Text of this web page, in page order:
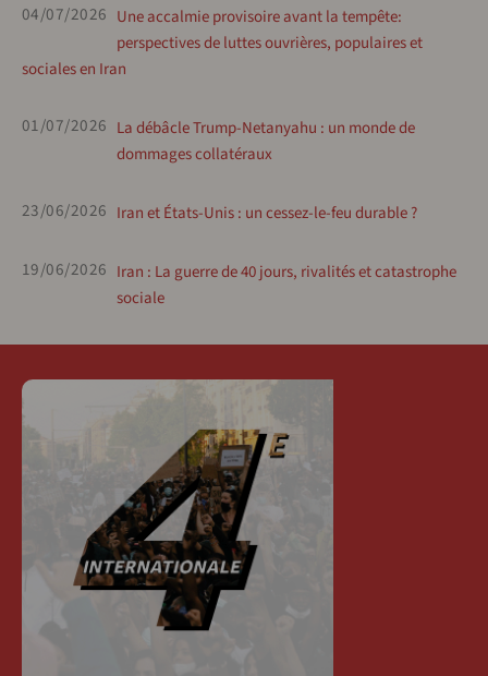
04/07/2026 Une accalmie provisoire avant la tempête:
perspectives de luttes ouvrières, populaires et
sociales en Iran
01/07/2026 La débâcle Trump-Netanyahu : un monde de
dommages collatéraux
23/06/2026 Iran et États-Unis : un cessez-le-feu durable ?
19/06/2026 Iran : La guerre de 40 jours, rivalités et catastrophe
sociale